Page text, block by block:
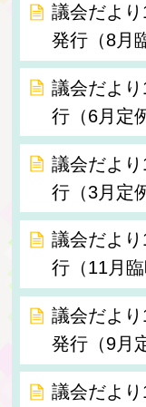
議会だよ
発行（8月
議会だよ
行（6月定
議会だよ
行（3月定
議会だよ
行（11月臨
議会だよ
発行（9月
議会だよ